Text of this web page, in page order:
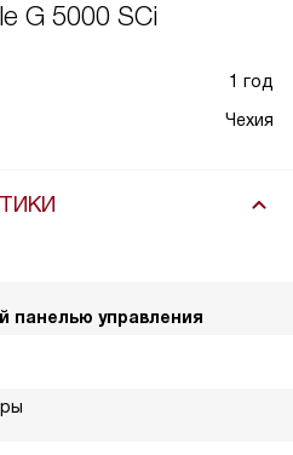
G 5000 SCi
1 год
Чехия
панелью управления